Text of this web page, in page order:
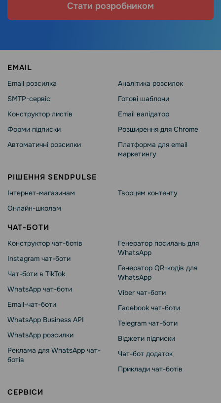
Стати розробником
EMAIL
Email розсилка
SMTP-сервіс
Конструктор листів
Форми підписки
Автоматичні розсилки
Аналітика розсилок
Готові шаблони
Email валідатор
Розширення для Chrome
Платформа для email
маркетингу
РІШЕННЯ SENDPULSE
Інтернет-магазинам
Онлайн-школам
Творцям контенту
ЧАТ-БОТИ
Конструктор чат-ботів
Instagram чат-боти
Чат-боти в TikTok
WhatsApp чат-боти
Email-чат-боти
WhatsApp Business API
WhatsApp розсилки
Реклама для WhatsApp чат-
ботів
Генератор посилань для
WhatsApp
Генератор QR-кодів для
WhatsApp
Viber чат-боти
Facebook чат-боти
Telegram чат-боти
Віджети підписки
Чат-бот додаток
Приклади чат-ботів
СЕРВІСИ